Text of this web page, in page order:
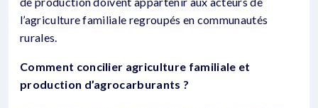
l’agriculture familiale regroupés en communautés
rurales.
Comment concilier agriculture familiale et
production d’agrocarburants ?